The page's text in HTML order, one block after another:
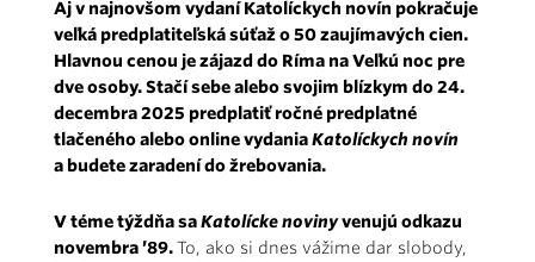
Aj v najnovšom vydaní Katolíckych novín pokračuje
veľká predplatiteľská súťaž o 50 zaujímavých cien.
Hlavnou cenou je zájazd do Ríma na Veľkú noc pre
dve osoby. Stačí sebe alebo svojim blízkym do 24.
decembra 2025 predplatiť ročné predplatné
tlačeného alebo online vydaniaKatolíckych novín
a budete zaradení do žrebovania.
V téme týždňa saKatolícke novinyvenujú odkazu
novembra ’89.To, ako si dnes vážime dar slobody,